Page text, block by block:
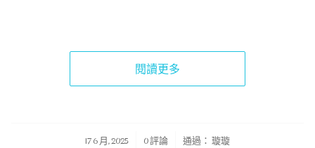
閱讀更多
17 6 月, 2025
/ 0 評論 通過： 璇璇